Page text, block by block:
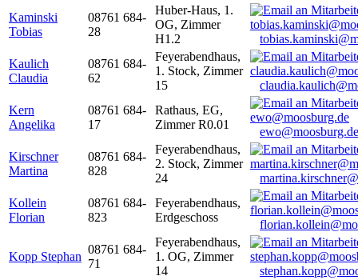
Kaminski
Tobias
08761 684-
28
Huber-Haus, 1.
OG, Zimmer
H1.2
Kaulich
Claudia
08761 684-
62
Feyerabendhaus,
1. Stock, Zimmer
15
Kern
Angelika
08761 684-
17
Rathaus, EG,
Zimmer R0.01
ewo@moosburg.de
Kirschner
Martina
08761 684-
828
Feyerabendhaus,
2. Stock, Zimmer
24
Kollein
Florian
08761 684-
823
Feyerabendhaus,
Erdgeschoss
Kopp Stephan
08761 684-
71
Feyerabendhaus,
1. OG, Zimmer
14